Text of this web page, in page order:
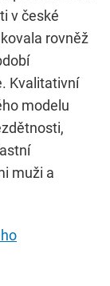
v české
rovněž
Kvalitativní
modelu
muži a